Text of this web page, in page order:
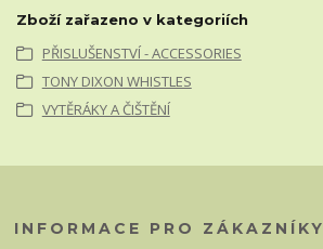
Zboží zařazeno v kategoriích
PŘISLUŠENSTVÍ - ACCESSORIES
TONY DIXON WHISTLES
VYTĚRÁKY A ČIŠTĚNÍ
INFORMACE PRO ZÁKAZNÍKY